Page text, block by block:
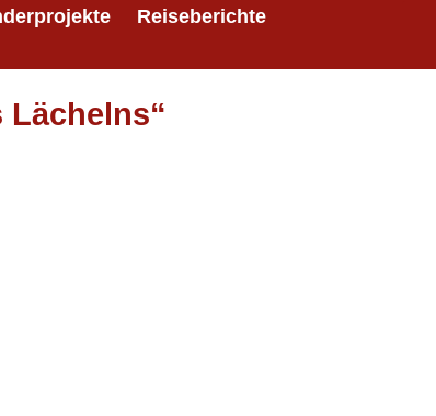
Reiseberichte
Lächelns“